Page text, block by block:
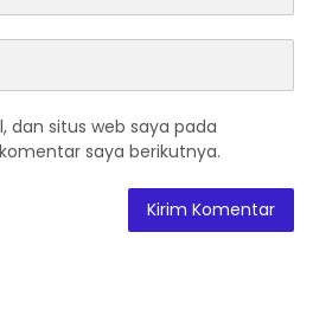
dan situs web saya pada
saya berikutnya.